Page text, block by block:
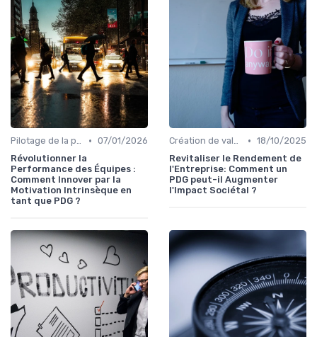
Pilotage de la performance globale • 07/01/2026
Révolutionner la
Performance des Équipes :
Comment Innover par la
Motivation Intrinsèque en
tant que PDG ?
Création de valeur durable • 18/10/2025
Revitaliser le Rendement de
l'Entreprise: Comment un
PDG peut-il Augmenter
l'Impact Sociétal ?